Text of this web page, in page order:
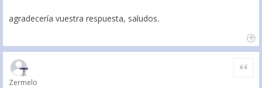
agradecería vuestra respuesta, saludos.
Zermelo
Citar